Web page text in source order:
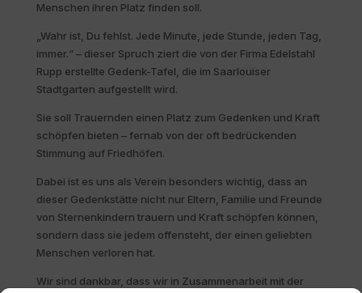
Menschen ihren Platz finden soll.
„Wahr ist, Du fehlst. Jede Minute, jede Stunde, jeden Tag,
immer.“ – dieser Spruch ziert die von der Firma Edelstahl
Rupp erstellte Gedenk-Tafel, die im Saarlouiser
Stadtgarten aufgestellt wird.
Sie soll Trauernden einen Platz zum Gedenken und Kraft
schöpfen bieten – fernab von der oft bedrückenden
Stimmung auf Friedhöfen.
Dabei ist es uns als Verein besonders wichtig, dass an
dieser Gedenkstätte nicht nur Eltern, Familie und Freunde
von Sternenkindern trauern und Kraft schöpfen können,
sondern dass sie jedem offensteht, der einen geliebten
Menschen verloren hat.
Wir sind dankbar, dass wir in Zusammenarbeit mit der